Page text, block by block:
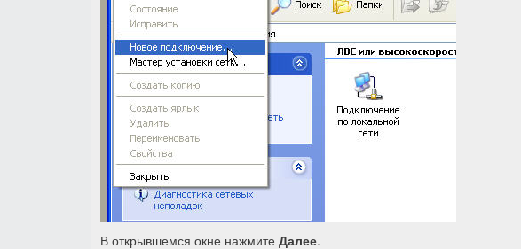
В открывшемся окне нажмите Далее.